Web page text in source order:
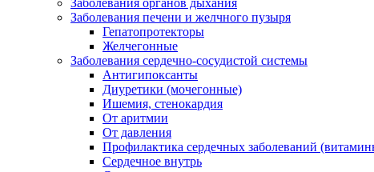
Заболевания органов дыхания
Заболевания печени и желчного пузыря
Гепатопротекторы
Желчегонные
Заболевания сердечно-сосудистой системы
Антигипоксанты
Диуретики (мочегонные)
Ишемия, стенокардия
От аритмии
От давления
Профилактика сердечных заболеваний
Сердечное внутрь